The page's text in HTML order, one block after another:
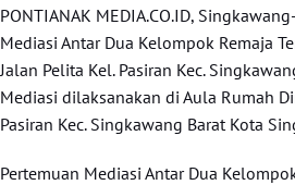
PONTIANAK MEDIA.CO.ID,
Mediasi Antar Dua Kelompok Remaja
Jalan Pelita Kel. Pasiran Kec.
Mediasi dilaksanakan di Aula Rumah
Pasiran Kec. Singkawang Barat Kota
Pertemuan Mediasi Antar Dua